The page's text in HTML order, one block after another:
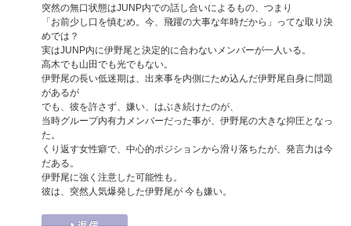
突然の無口状態はJUNP内での話し合いによるもの、つまり
「お前少し口を慎むめ。今、飛躍の大事な年時だから」ってな取り決
めでは？
実はJUNP内に伊野尾と決定的に合わないメンバーが一人いる。
高木でも山田でも光でもない。
伊野尾の長い低迷期は、出来事を内側にため込んだ伊野尾自身に問題
があるが
でも、彼を許さず、嫌い、はぶき続けたのが、
当時グループ内有力メンバーだった事が、伊野尾の大きな抑圧となっ
た。
くり返す女性癖で、中心的ポジションから滑り落ちたが、発言力は今
だある。
伊野尾に強く注意した可能性も。
彼は、突然人気爆発した伊野尾が 今も嫌い。